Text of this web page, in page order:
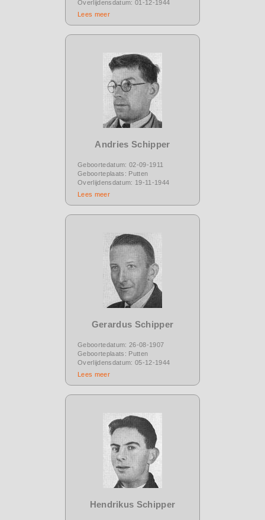
Overlijdensdatum: 01-12-1944
Lees meer
Andries Schipper
Geboortedatum: 02-09-1911
Geboorteplaats: Putten
Overlijdensdatum: 19-11-1944
Lees meer
Gerardus Schipper
Geboortedatum: 26-08-1907
Geboorteplaats: Putten
Overlijdensdatum: 05-12-1944
Lees meer
Hendrikus Schipper